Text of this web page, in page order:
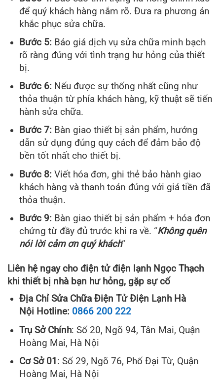
để quý khách hàng nắm rõ. Đưa ra phương án
khắc phục sửa chữa.
Bước 5: Báo giá dịch vụ sửa chữa minh bạch
rõ ràng đúng với tình trạng hư hỏng của thiết
bị.
Bước 6: Nếu được sự thống nhất cũng như
thỏa thuận từ phía khách hàng, kỹ thuật sẽ tiến
hành sửa chữa.
Bước 7: Bàn giao thiết bị sản phẩm, hướng
dẫn sử dụng đúng quy cách để đảm bảo độ
bền tốt nhất cho thiết bị.
Bước 8: Viết hóa đơn, ghi thẻ bảo hành giao
khách hàng và thanh toán đúng với giá tiền đã
thỏa thuận.
Bước 9: Bàn giao thiết bị sản phẩm + hóa đơn
chứng từ đầy đủ trước khi ra về. “Không quên
nói lời cảm ơn quý khách“
Liên hệ ngay cho điện tử điện lạnh Ngọc Thạch
khi thiết bị nhà bạn hư hỏng, gặp sự cố
Địa Chỉ Sửa Chữa Điện Tử Điện Lạnh Hà
Nội Hotline: 0866 200 222
Trụ Sở Chính: Số 20, Ngõ 94, Tân Mai, Quận
Hoàng Mai, Hà Nội
Cơ Sở 01 : Số 29, Ngõ 76, Phố Đại Từ, Quận
Hoàng Mai, Hà Nội